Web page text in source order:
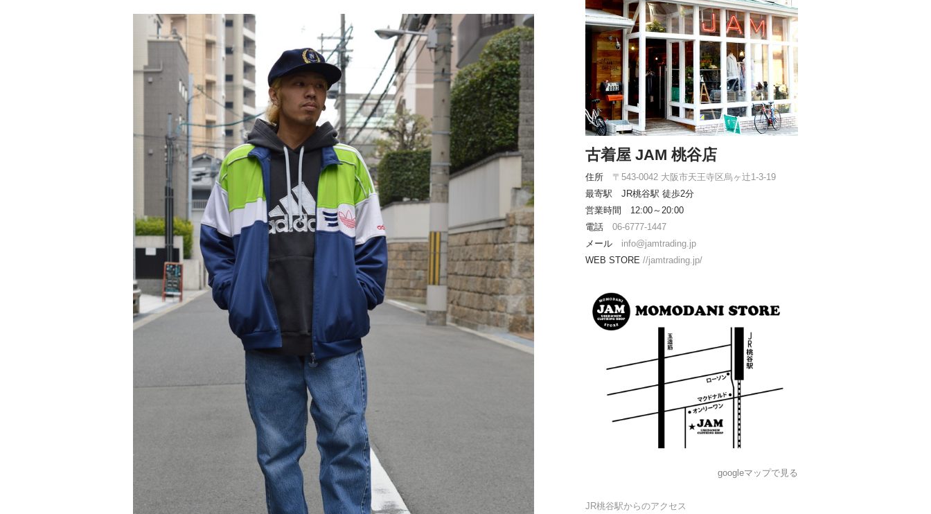
古着屋 JAM 桃谷店
住所 〒543-0042 大阪市天王寺区烏ヶ辻1-3-19
最寄駅 JR桃谷駅 徒歩2分
営業時間 12:00～20:00
電話 06-6777-1447
メール info@jamtrading.jp
WEB STORE //jamtrading.jp/
googleマップで見る
JR桃谷駅からのアクセス